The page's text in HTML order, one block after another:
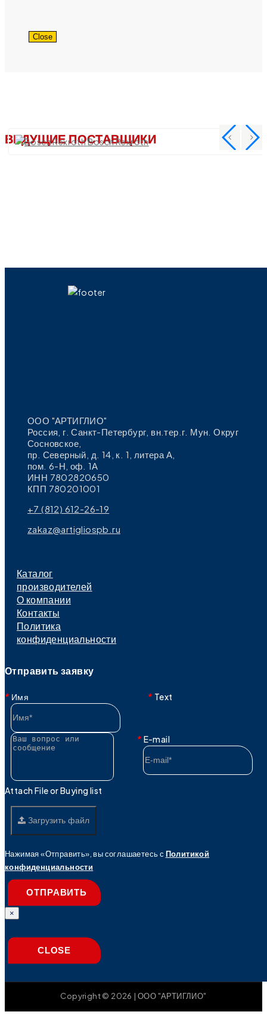
Close
ВЕДУЩИЕ ПОСТАВЩИКИ
Bosch Rexroth
ООО "АРТИГЛИО"
Россия, г. Санкт-Петербург, вн.тер.г. Мун. Округ
Сосновское,
пр. Северный, д. 14, к. 1, литера А,
пом. 6-Н, оф. 1А
ИНН 7802820650
КПП 780201001
+7 (812) 612-26-19
zakaz@artigliospb.ru
Каталог
производителей
О компании
Контакты
Политика
конфиденциальности
Отправить заявку
Имя
E-mail
Text
Attach File or Buying list
Загрузить файл
Нажимая «Отправить», вы соглашаетесь с Политикой
конфиденциальности
ОТПРАВИТЬ
×
CLOSE
Copyright © 2026 | ООО "АРТИГЛИО"